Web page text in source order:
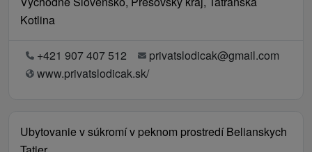
Kotlina
+421 907 407 512
privatslodicak@gmail.com
www.privatslodicak.sk/
Ubytovanie v súkromí v peknom prostredí Belianskych